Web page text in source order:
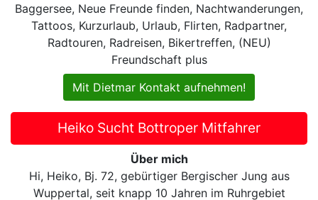
Baggersee, Neue Freunde finden, Nachtwanderungen,
Tattoos, Kurzurlaub, Urlaub, Flirten, Radpartner,
Radtouren, Radreisen, Bikertreffen, (NEU)
Freundschaft plus
Mit Dietmar Kontakt aufnehmen!
Heiko Sucht Bottroper Mitfahrer
Über mich
Hi, Heiko, Bj. 72, gebürtiger Bergischer Jung aus
Wuppertal, seit knapp 10 Jahren im Ruhrgebiet